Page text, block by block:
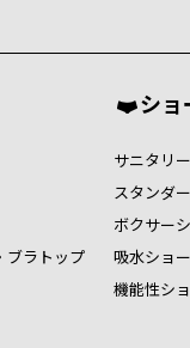
ブラトップ
ショ
サニタリ
スタンダ
ボクサー
吸水ショ
機能性シ